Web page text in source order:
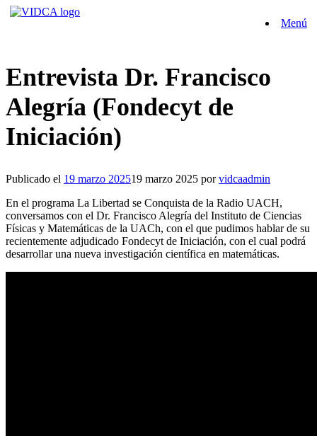
Saltar
Menú
Entrevista Dr. Francisco
Alegría (Fondecyt de
Iniciación)
Publicado el 19 marzo 202519 marzo 2025 porvidcaadmin
En el programa La Libertad se Conquista de la Radio UACH,
conversamos con el Dr. Francisco Alegría del Instituto de Ciencias
Físicas y Matemáticas de la UACh, con el que pudimos hablar de su
recientemente adjudicado Fondecyt de Iniciación, con el cual podrá
desarrollar una nueva investigación científica en matemáticas.